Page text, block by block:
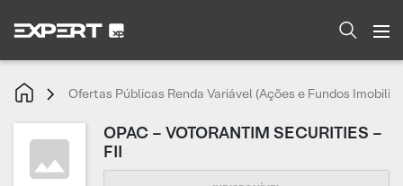
Ofertas Públicas Renda Variável (Ações e Fundos
OPAC – VOTORANTIM SECURITIES –
FII